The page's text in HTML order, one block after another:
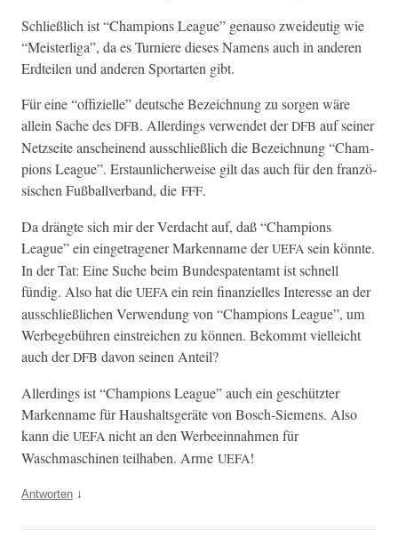
Schließlich ist “Cham­pi­ons League” genau­so zwei­deutig wie
“Meis­terli­ga”, da es Turniere dieses Namens auch in anderen
Erdteilen und anderen Sportarten gibt.
Für eine “offizielle” deutsche Beze­ich­nung zu sor­gen wäre
allein Sache des DFB. Allerd­ings ver­wen­det derDFB auf sein­er
Net­z­seite anscheinend auss­chließlich die Beze­ich­nung “Cham­
pi­ons League”. Erstaunlicher­weise gilt das auch für den franzö­
sis­chen Fußbal­lver­band, die FFF.
Da drängte sich mir der Ver­dacht auf, daß “Cham­pi­ons
League” ein einge­tra­gen­er Marken­name derUEFA sein kön­nte.
In der Tat: Eine Suche beim Bun­despaten­tamt ist schnell
fündig. Also hat die UEFA ein rein finanzielles Inter­esse an der
auss­chließlichen Ver­wen­dung von “Cham­pi­ons League”, um
Wer­bege­bühren ein­stre­ichen zu kön­nen. Bekommt vielle­icht
auch derDFB davon seinen Anteil?
Allerd­ings ist “Cham­pi­ons League” auch ein geschützter
Marken­name für Haushalts­geräte von Bosch-Siemens. Also
kann die UEFA nicht an den Wer­beein­nah­men für
Waschmaschi­nen teil­haben. Arme UEFA!
Antworten ↓